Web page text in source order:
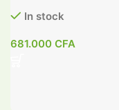
In stock
681.000 CFA